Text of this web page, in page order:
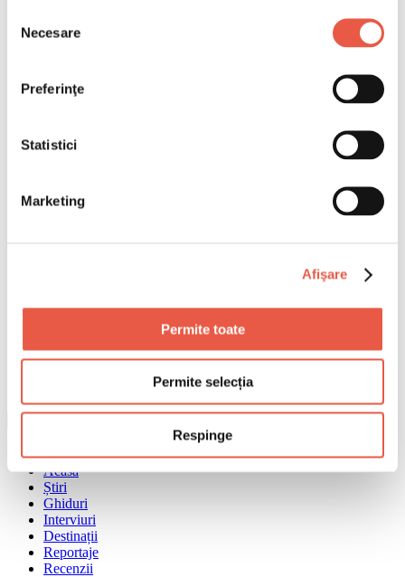
consimțământului
Necesare
Preferinţe
Statistici
Marketing
Afişare
Permite toate
Permite selecția
Respinge
Acasă
Știri
Ghiduri
Interviuri
Destinații
Reportaje
Recenzii